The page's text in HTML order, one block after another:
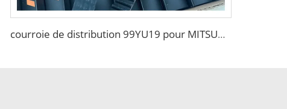
courroie de distribution 99YU19 pour MITSUBISHI, avec câble de tension en polyester importé